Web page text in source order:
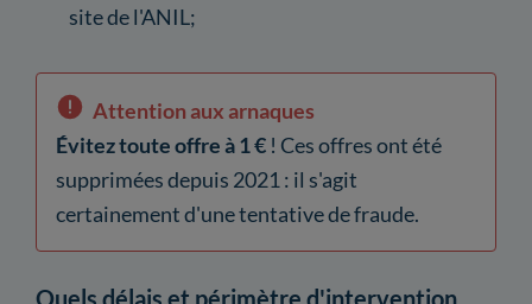
site de l'ANIL;
Attention aux arnaques
Évitez toute offre à 1 € ! Ces offres ont été
supprimées depuis 2021 : il s'agit
certainement d'une tentative de fraude.
Quels délais et périmètre d'intervention